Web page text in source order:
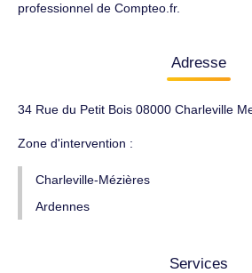
professionnel de Compteo.fr.
Adresse
34 Rue du Petit Bois 08000 Charleville
Zone d'intervention :
Charleville-Mézières
Ardennes
Services